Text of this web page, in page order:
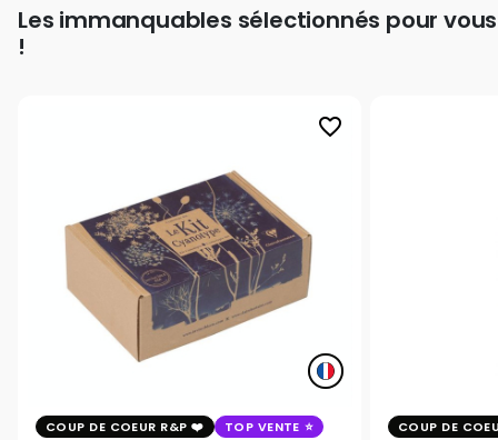
Les immanquables sélectionnés pour vous
!
favorite_border
COUP DE COEUR R&P TOP VENTE COUP DE